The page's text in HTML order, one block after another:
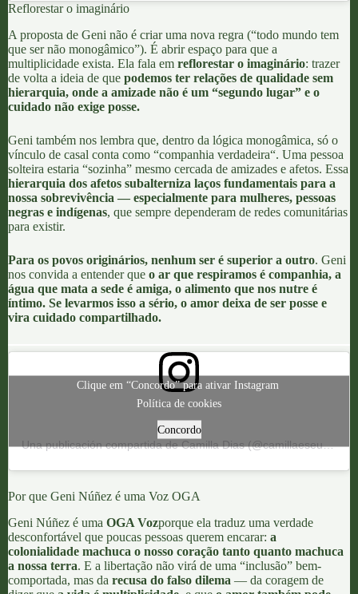
Reflorestar o imaginário
A proposta de Geni não é criar uma nova regra (“todo mundo tem
que ser não monogâmico”). É abrir espaço para que a
multiplicidade exista. Ela fala em reflorestar o imaginário: trazer
de volta a ideia de que podemos ter relações de qualidade sem
hierarquia, onde a amizade não é um “segundo lugar” e o
cuidado não exige posse.
Geni também nos lembra que, dentro da lógica monogâmica, só o
vínculo de casal conta como “companhia verdadeira“. Uma pessoa
solteira estaria “sozinha” mesmo cercada de amizades e afetos. Essa
hierarquia dos afetos subalterniza laços fundamentais para a
nossa sobrevivência — especialmente para mulheres, pessoas
negras e indígenas, que sempre dependeram de redes comunitárias
para existir.
Para os povos originários, nenhum ser é superior a outro. Geni
nos convida a entender que o ar que respiramos é companhia, a
água que mata a sede é amiga, o alimento que nos nutre é
íntimo. Se levarmos isso a sério, o amor deixa de ser posse e
vira cuidado compartilhado.
Una publicación compartida de Camilla Dias (@camillaeseuslivros)
Clique em “Concordo” para ativar Instagram
Política de cookies
Concordo
Por que Geni Núñez é uma Voz OGA
Geni Núñez é uma OGA Vozporque ela traduz uma verdade
desconfortável que poucas pessoas querem encarar: a
colonialidade machuca o nosso coração tanto quanto machuca
a nossa terra. E a libertação não virá de uma “inclusão” bem-
comportada, mas da recusa do falso dilema — da coragem de